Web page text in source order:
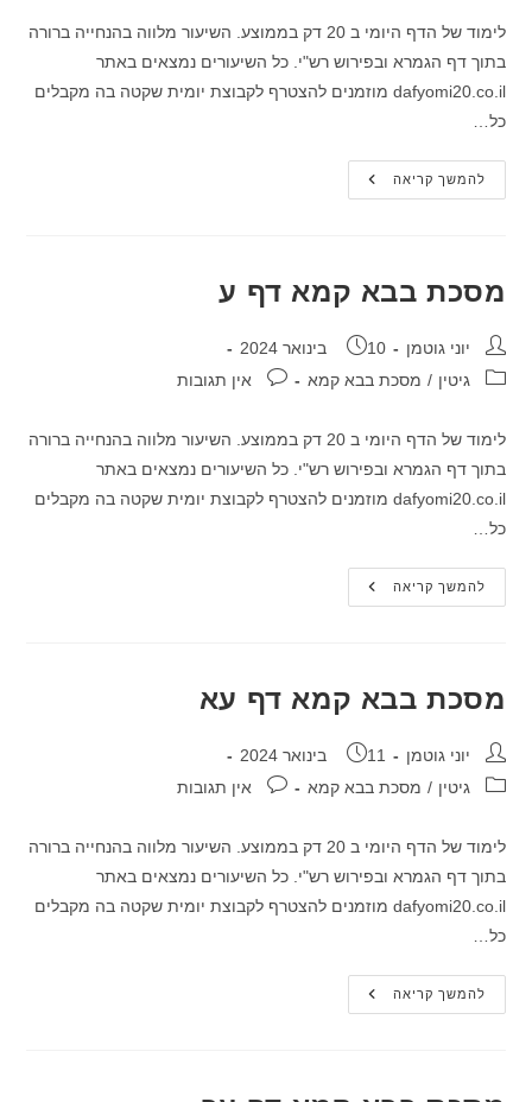
לימוד של הדף היומי ב 20 דק בממוצע. השיעור מלווה בהנחייה ברורה
בתוך דף הגמרא ובפירוש רש"י. כל השיעורים נמצאים באתר
dafyomi20.co.il מוזמנים להצטרף לקבוצת יומית שקטה בה מקבלים
כל…
להמשך קריאהמסכת
בבא
מסכת בבא קמא דף ע
מחבר:יוני גוטמן פורסם:
10 בינואר 2024
קטגוריה:
גיטין / מסכת בבא קמא תגובות:אין תגובות
לימוד של הדף היומי ב 20 דק בממוצע. השיעור מלווה בהנחייה ברורה
בתוך דף הגמרא ובפירוש רש"י. כל השיעורים נמצאים באתר
dafyomi20.co.il מוזמנים להצטרף לקבוצת יומית שקטה בה מקבלים
כל…
להמשך קריאהמסכת
בבא
מסכת בבא קמא דף עא
מחבר:יוני גוטמן פורסם:
11 בינואר 2024
קטגוריה:
גיטין / מסכת בבא קמא תגובות:אין תגובות
לימוד של הדף היומי ב 20 דק בממוצע. השיעור מלווה בהנחייה ברורה
בתוך דף הגמרא ובפירוש רש"י. כל השיעורים נמצאים באתר
dafyomi20.co.il מוזמנים להצטרף לקבוצת יומית שקטה בה מקבלים
כל…
להמשך קריאהמסכת
בבא